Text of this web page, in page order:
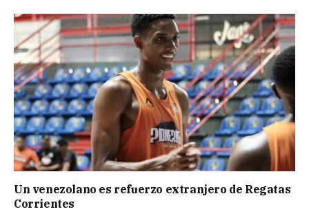
Un venezolano es refuerzo extranjero de Regatas
Corrientes